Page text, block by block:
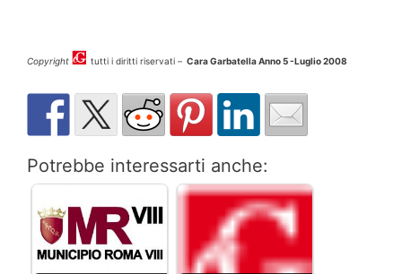
Copyright tutti i diritti riservati – Cara Garbatella Anno 5 -Luglio 2008
Potrebbe interessarti anche: